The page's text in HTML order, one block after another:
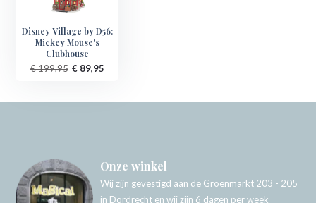
Disney Village by D56:
Mickey Mouse's
Clubhouse
€ 199,95 € 89,95
Onze winkel
Wij zijn gevestigd aan de Groenmarkt 203 - 205
in Dordrecht en wij zijn 6 dagen per week